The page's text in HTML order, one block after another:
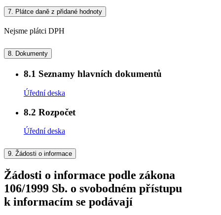
7. Plátce daně z přidané hodnoty
Nejsme plátci DPH
8. Dokumenty
8.1 Seznamy hlavních dokumentů
Úřední deska
8.2 Rozpočet
Úřední deska
9. Žádosti o informace
Žádosti o informace podle zákona
106/1999 Sb. o svobodném přístupu
k informacím se podávají